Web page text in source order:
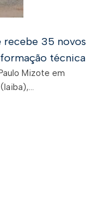
recebe 35 novos
técnica
Mizote em